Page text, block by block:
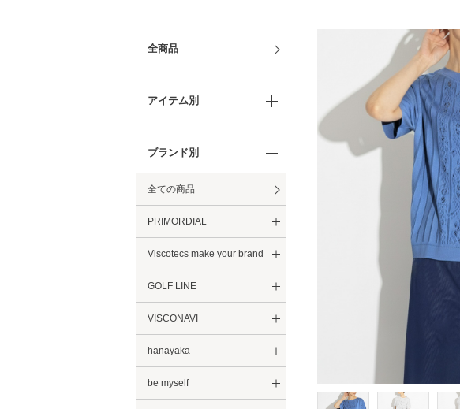
全商品
アイテム別
ブランド別
全ての商品
PRIMORDIAL
Viscotecs make your brand
GOLF LINE
VISCONAVI
hanayaka
be myself